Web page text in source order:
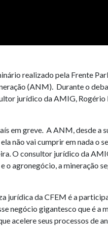
realizado pela Frente
(ANM). Durante o
jurídico da AMIG,
em greve. A ANM, desde a
não vai cumprir em nada o
O consultor jurídico da
agronegócio, a mineração
jurídica da CFEM é a
negócio gigantesco que é a
acelere seus processos de